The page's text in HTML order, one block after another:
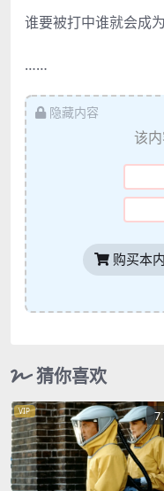
谁要被打中谁就会成
……
隐藏内容
该
购买本
猜你喜欢
VIP